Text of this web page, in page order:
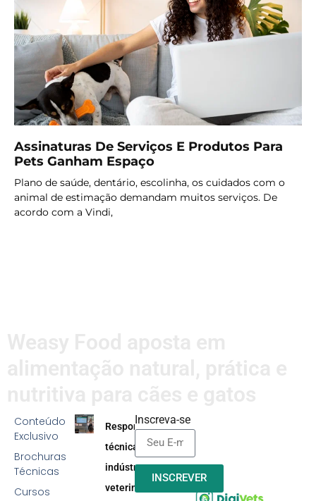
Assinaturas De Serviços E Produtos Para
Pets Ganham Espaço
Plano de saúde, dentário, escolinha, os cuidados com o
animal de estimação demandam muitos serviços. De
acordo com a Vindi,
Conteúdo
Exclusivo
Brochuras
Técnicas
Cursos
Responsabilidade
técnica na
indústria
veterinária:
Inscreva-se
INSCREVER